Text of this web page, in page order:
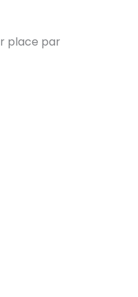
place par